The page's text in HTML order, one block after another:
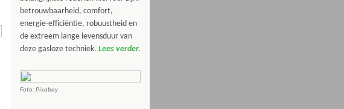
betrouwbaarheid, comfort,
energie-efficiëntie, robuustheid en
de extreem lange levensduur van
deze gasloze techniek. Lees verder.
Foto: Pixabay